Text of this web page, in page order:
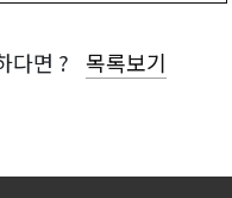
다면 ? 목록보기